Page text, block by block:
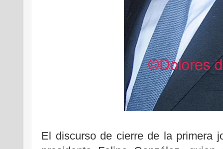
El discurso de cierre de la primera